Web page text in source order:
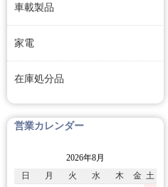
車載製品
家電
在庫処分品
営業カレンダー
2026年8月
日
月 火 水 木 金 土